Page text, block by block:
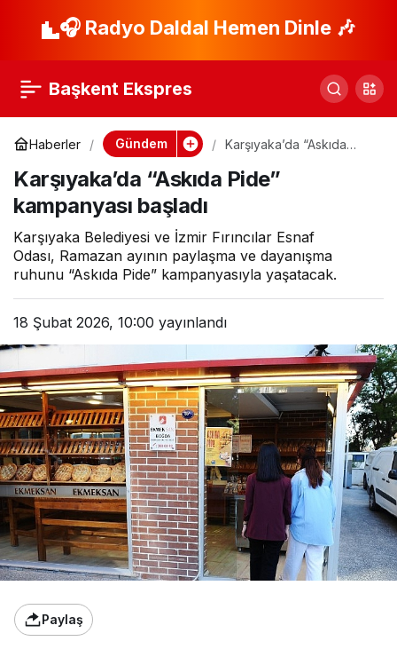
🎧 Radyo Daldal Hemen Dinle 🎶
Başkent Ekspres
Haberler Gündem
Karşıyaka’da “Askıda
Karşıyaka’da “Askıda Pide”
kampanyası başladı
Karşıyaka Belediyesi ve İzmir Fırıncılar Esnaf
Odası, Ramazan ayının paylaşma ve dayanışma
ruhunu “Askıda Pide” kampanyasıyla yaşatacak.
18 Şubat 2026, 10:00 yayınlandı
Paylaş
Urla’da Ramazan
Kardeşlik İçin
Kuruluyor
Paylaş